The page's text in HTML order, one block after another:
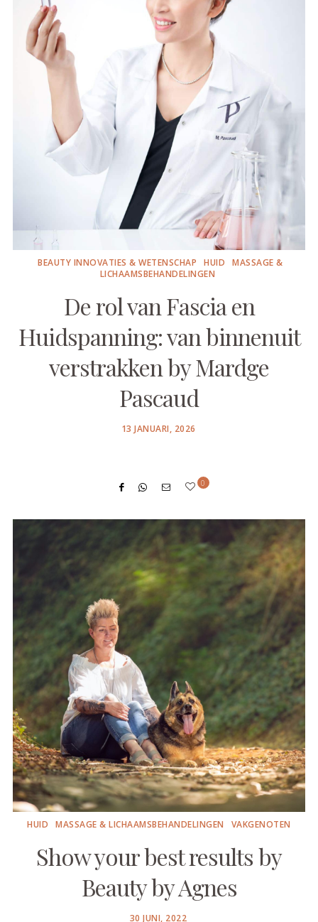
BEAUTY INNOVATIES & WETENSCHAP HUID
MASSAGE &
LICHAAMSBEHANDELINGEN
De rol van Fascia en
Huidspanning: van binnenuit
verstrakken by Mardge
Pascaud
POSTED
13 JANUARI, 2026
0
HUID MASSAGE & LICHAAMSBEHANDELINGEN VAKGENOTEN
Show your best results by
Beauty by Agnes
POSTED
30 JUNI, 2022